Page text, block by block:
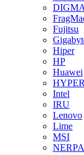
DIGMA
Fujitsu
Hiper
HP
Huawei
Intel
IRU
Lenovo
Lime
MSI
NERPA